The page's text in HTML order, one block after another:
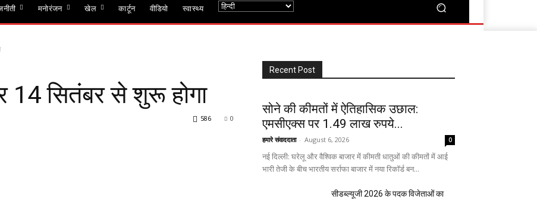
मनोरंजन खेल कार्टून वीडियो स्वास्थ्य
सितंबर से शुरू होगा
0
586
Recent Post
सोने की कीमतों में ऐतिहासिक उछाल:
एमसीएक्स पर 1.49 लाख रुपये...
हमारे संवाददाता - August 6, 2026 0
नई दिल्ली: घरेलू और वैश्विक बाजार में कीमती धातुओं की कीमतों में आई
भारी तेजी के बीच भारतीय सर्राफा बाजार में नया रिकॉर्ड बन...
सीडब्ल्यूजी 2026 के पदक विजेताओं का